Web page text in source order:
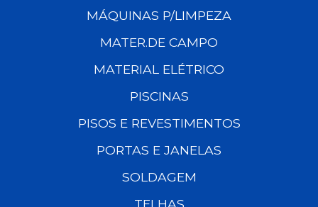
MÁQUINAS P/LIMPEZA
MATER.DE CAMPO
MATERIAL ELÉTRICO
PISCINAS
PISOS E REVESTIMENTOS
PORTAS E JANELAS
SOLDAGEM
TELHAS